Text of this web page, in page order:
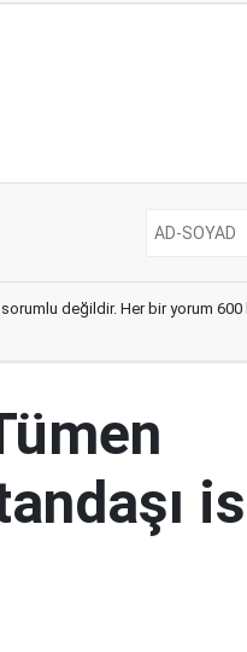
değildir. Her bir yorum 600